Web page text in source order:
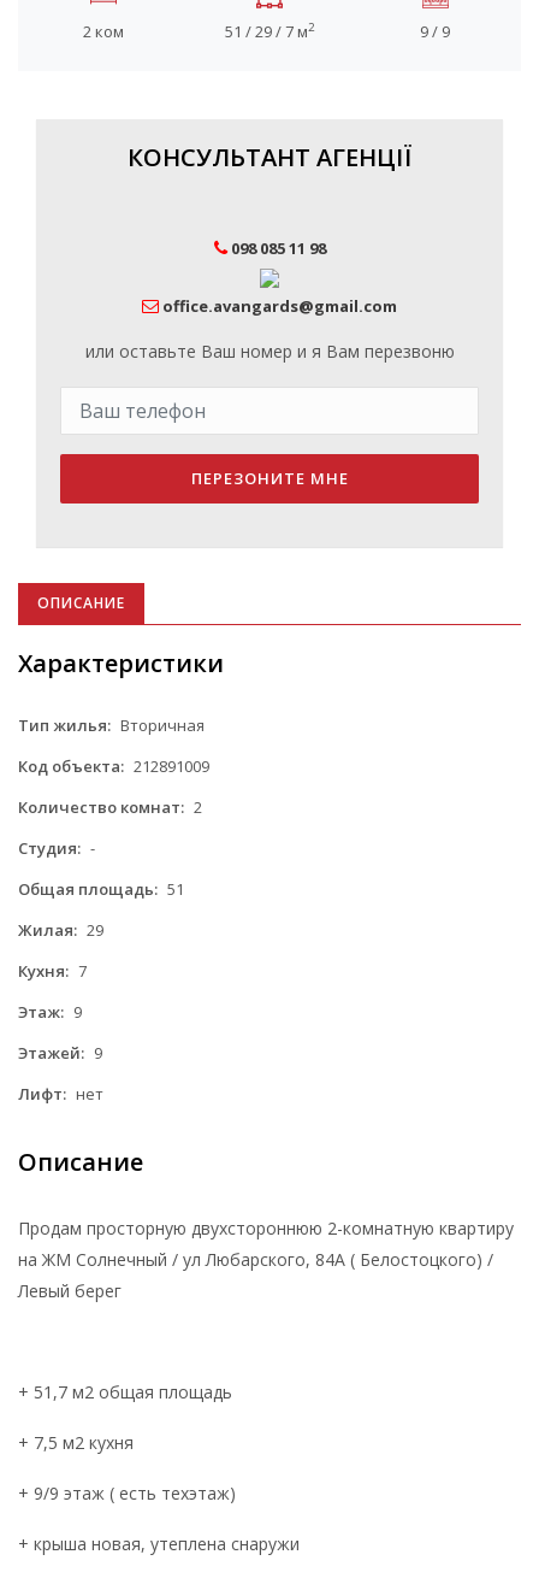
2 ком 51 / 29 / 7 м2 9 / 9
КОНСУЛЬТАНТ АГЕНЦІЇ
098 085 11 98
office.avangards@gmail.com
или оставьте Ваш номер и я Вам перезвоню
ПЕРЕЗОНИТЕ МНЕ
ОПИСАНИЕ
Характеристики
Тип жилья: Вторичная
Код объекта: 212891009
Количество комнат: 2
Студия: -
Общая площадь: 51
Жилая: 29
Кухня: 7
Этаж: 9
Этажей: 9
Лифт: нет
Описание
Продам просторную двухстороннюю 2-комнатную квартиру
на ЖМ Солнечный / ул Любарского, 84А ( Белостоцкого) /
Левый берег
+ 51,7 м2 общая площадь
+ 7,5 м2 кухня
+ 9/9 этаж ( есть техэтаж)
+ крыша новая, утеплена снаружи